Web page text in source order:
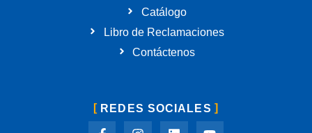
Catálogo
Libro de Reclamaciones
Contáctenos
REDES SOCIALES